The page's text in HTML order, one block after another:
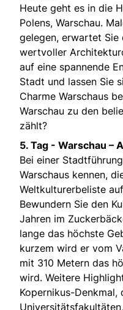
Heute geht es in die
Polens, Warschau.
gelegen, erwartet
wertvoller
auf eine spannende
Stadt und lassen Sie
Charme Warschaus
Warschau zu den
zählt?
5. Tag - Warschau –
Bei einer
Warschaus kennen,
Weltkulturerbeliste
Bewundern Sie den
Jahren im
lange das höchste
kurzem wird er vom
mit 310 Metern das
wird. Weitere
Kopernikus-Denkmal,